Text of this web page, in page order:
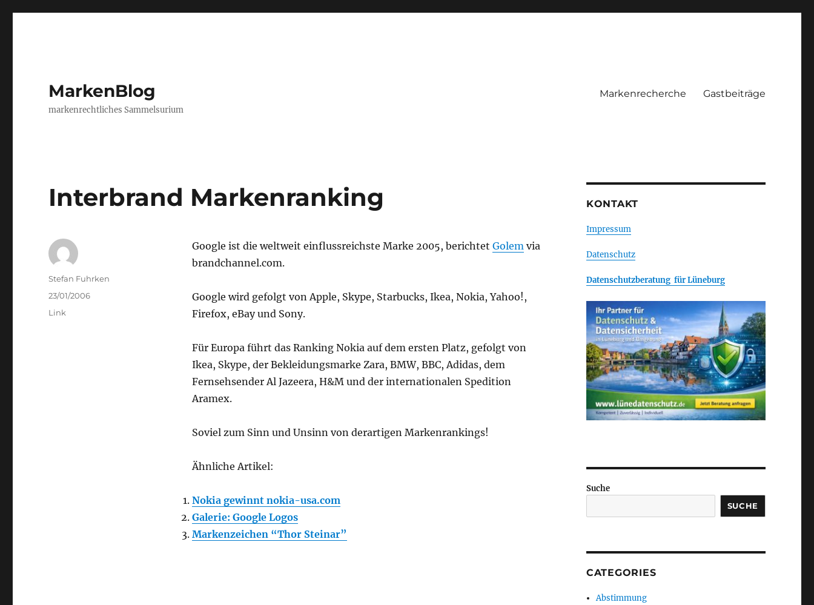
MarkenBlog
markenrechtliches Sammelsurium
Markenrecherche Gastbeiträge
Interbrand Markenranking
Google ist die weltweit einflussreichste Marke 2005, berichtet Golemvia
brandchannel.com.
Google wird gefolgt von Apple, Skype, Starbucks, Ikea, Nokia, Yahoo!,
Firefox, eBay und Sony.
Für Europa führt das Ranking Nokia auf dem ersten Platz, gefolgt von
Ikea, Skype, der Bekleidungsmarke Zara, BMW, BBC, Adidas, dem
Fernsehsender Al Jazeera, H&M und der internationalen Spedition
Aramex.
Soviel zum Sinn und Unsinn von derartigen Markenrankings!
Ähnliche Artikel:
Nokia gewinnt nokia-usa.com
Galerie: Google Logos
Markenzeichen “Thor Steinar”
Author
Stefan Fuhrken
Posted
on
23/01/2006
Categories
Link
KONTAKT
Impressum
Datenschutz
Datenschutzberatung für Lüneburg
Suche
SUCHE
CATEGORIES
Abstimmung